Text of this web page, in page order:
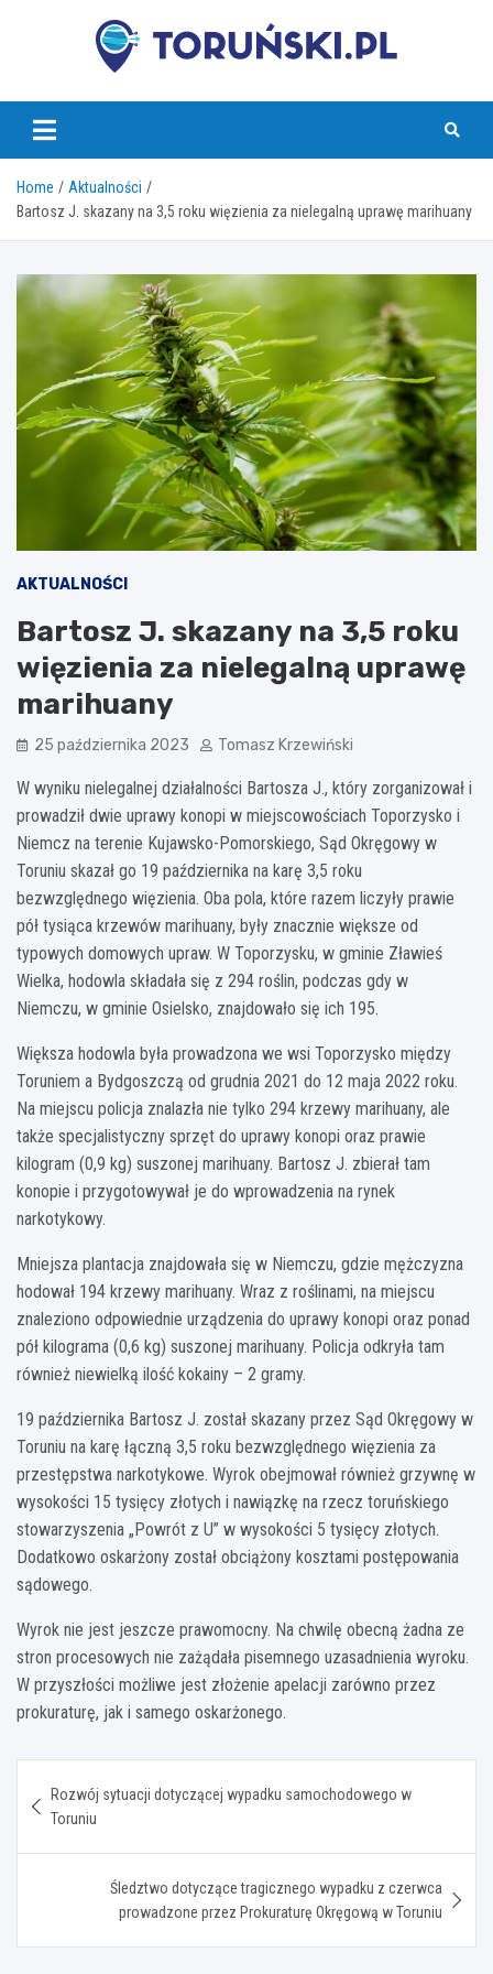
torunski.pl
Home
Aktualności
Bartosz J. skazany na 3,5 roku więzienia za nielegalną uprawę marihuany
AKTUALNOŚCI
Bartosz J. skazany na 3,5 roku
więzienia za nielegalną uprawę
marihuany
25 października 2023 Tomasz Krzewiński
W wyniku nielegalnej działalności Bartosza J., który zorganizował i
prowadził dwie uprawy konopi w miejscowościach Toporzysko i
Niemcz na terenie Kujawsko-Pomorskiego, Sąd Okręgowy w
Toruniu skazał go 19 października na karę 3,5 roku
bezwzględnego więzienia. Oba pola, które razem liczyły prawie
pół tysiąca krzewów marihuany, były znacznie większe od
typowych domowych upraw. W Toporzysku, w gminie Zławieś
Wielka, hodowla składała się z 294 roślin, podczas gdy w
Niemczu, w gminie Osielsko, znajdowało się ich 195.
Większa hodowla była prowadzona we wsi Toporzysko między
Toruniem a Bydgoszczą od grudnia 2021 do 12 maja 2022 roku.
Na miejscu policja znalazła nie tylko 294 krzewy marihuany, ale
także specjalistyczny sprzęt do uprawy konopi oraz prawie
kilogram (0,9 kg) suszonej marihuany. Bartosz J. zbierał tam
konopie i przygotowywał je do wprowadzenia na rynek
narkotykowy.
Mniejsza plantacja znajdowała się w Niemczu, gdzie mężczyzna
hodował 194 krzewy marihuany. Wraz z roślinami, na miejscu
znaleziono odpowiednie urządzenia do uprawy konopi oraz ponad
pół kilograma (0,6 kg) suszonej marihuany. Policja odkryła tam
również niewielką ilość kokainy – 2 gramy.
19 października Bartosz J. został skazany przez Sąd Okręgowy w
Toruniu na karę łączną 3,5 roku bezwzględnego więzienia za
przestępstwa narkotykowe. Wyrok obejmował również grzywnę w
wysokości 15 tysięcy złotych i nawiązkę na rzecz toruńskiego
stowarzyszenia „Powrót z U” w wysokości 5 tysięcy złotych.
Dodatkowo oskarżony został obciążony kosztami postępowania
sądowego.
Wyrok nie jest jeszcze prawomocny. Na chwilę obecną żadna ze
stron procesowych nie zażądała pisemnego uzasadnienia wyroku.
W przyszłości możliwe jest złożenie apelacji zarówno przez
prokuraturę, jak i samego oskarżonego.
wpisu
Rozwój sytuacji dotyczącej wypadku samochodowego w
Toruniu
Śledztwo dotyczące tragicznego wypadku z czerwca
prowadzone przez Prokuraturę Okręgową w Toruniu